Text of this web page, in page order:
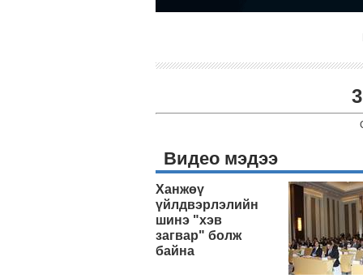
Видео мэдээ
Ханжөү
үйлдвэрлэлийн
шинэ "хэв
загвар" болж
байна